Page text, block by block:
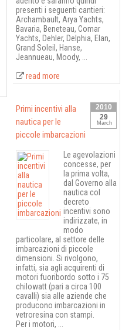
presenti i seguenti cantieri:
Archambault, Arya Yachts,
Bavaria, Beneteau, Comar
Yachts, Dehler, Delphia, Elan,
Grand Soleil, Hanse,
Jeannueau, Moody, ...
read more
2010
29
March
Primi incentivi alla
nautica per le
piccole imbarcazioni
Le agevolazioni
concesse, per
la prima volta,
dal Governo alla
nautica col
decreto
incentivi sono
indirizzate, in
modo
particolare, al settore delle
imbarcazioni di piccole
dimensioni. Si rivolgono,
infatti, sia agli acquirenti di
motori fuoribordo sotto i 75
chilowatt (pari a circa 100
cavalli) sia alle aziende che
producono imbarcazioni in
vetroresina con stampi.
Per i motori, ...